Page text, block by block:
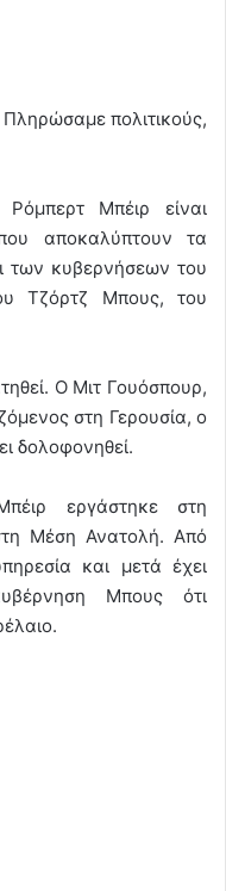
πολιτικούς,
Μπέιρ είναι
αποκαλύπτουν τα
των κυβερνήσεων του
Τζόρτζ Μπους, του
Ο Μιτ Γουόσπουρ,
στη Γερουσία, ο
δολοφονηθεί.
εργάστηκε στη
Μέση Ανατολή. Από
και μετά έχει
Μπους ότι